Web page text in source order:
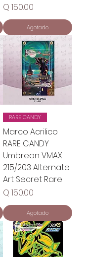
Precio
Q 150.00
Agotado
RARE CANDY
Marco Acrilico
RARE CANDY
Umbreon VMAX
215/203 Alternate
Art Secret Rare
Precio
Q 150.00
Agotado